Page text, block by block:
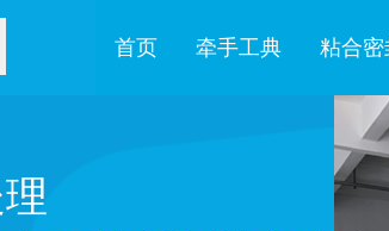
首页 牵手工典 粘合密